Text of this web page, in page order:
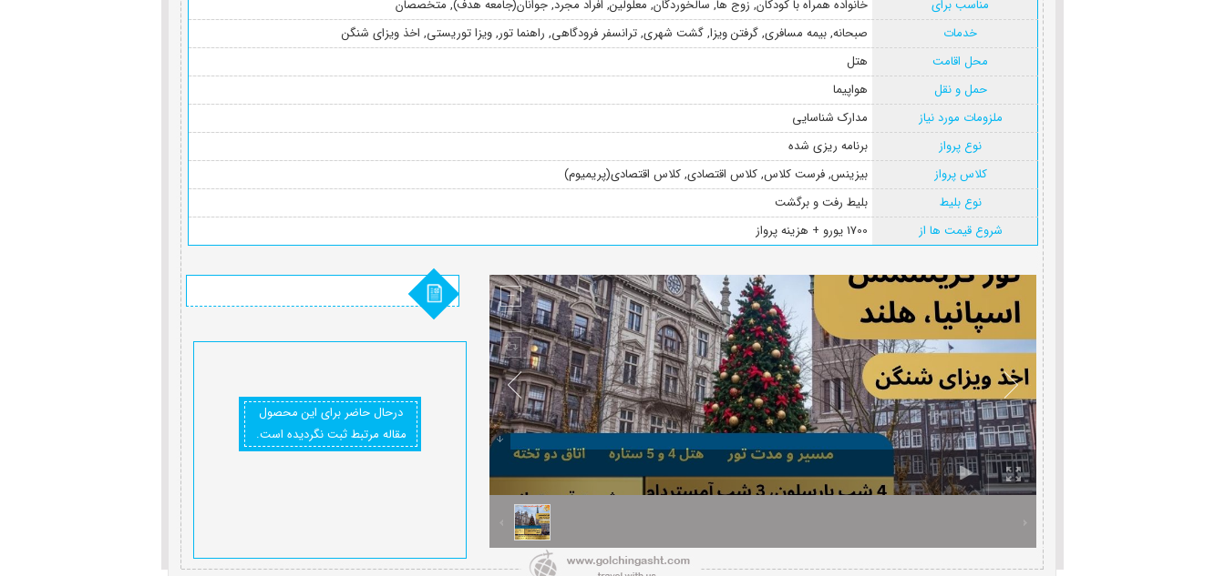
مناسب برای
خانواده همراه با کودکان, زوج ها, سالخوردگان, معلولین, افراد مجرد, جوانان(جامعه هدف), متخصصان
خدمات
صبحانه, بیمه مسافری, گرفتن ویزا, گشت شهری, ترانسفر فرودگاهی, راهنما تور, ویزا توریستی, اخذ ویزای شنگن
محل اقامت
هتل
حمل و نقل
هواپیما
ملزومات مورد نیاز
مدارک شناسایی
نوع پرواز
برنامه ریزی شده
کلاس پرواز
بیزینس, فرست کلاس, کلاس اقتصادی, کلاس اقتصادی(پریمیوم)
نوع بلیط
بلیط رفت و برگشت
شروع قیمت ها از
1700 یورو + هزینه پرواز
درحال حاضر برای این محصول
مقاله مرتبط ثبت نگردیده است.